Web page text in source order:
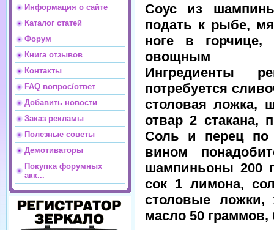
Информация о сайте
Каталог статей
Форум
Книга отзывов
Контакты
FAQ вопрос/ответ
Добавить новости
Заказ рекламы
Полезные советы
Демотиваторы
Покупка форумных
акк...
Соус из
подать к рыбе,
ноге в горчице,
овощным
Ингредиенты
потребуется
столовая ложка,
отвар 2 стакана,
Соль и перец по
вином
шампиньоны 200
сок 1 лимона,
столовые ложки,
масло 50